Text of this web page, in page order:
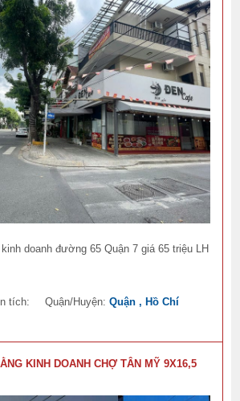
doanh đường 65 Quận 7 giá 65 triệu LH
tích: Quận/Huyện:Quận , Hồ Chí
KINH DOANH CHỢ TÂN MỸ 9X16,5